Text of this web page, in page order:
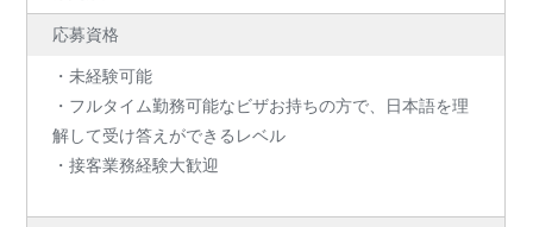
応募資格
・未経験可能
・フルタイム勤務可能なビザお持ちの方で、日本語を理
解して受け答えができるレベル
・接客業務経験大歓迎